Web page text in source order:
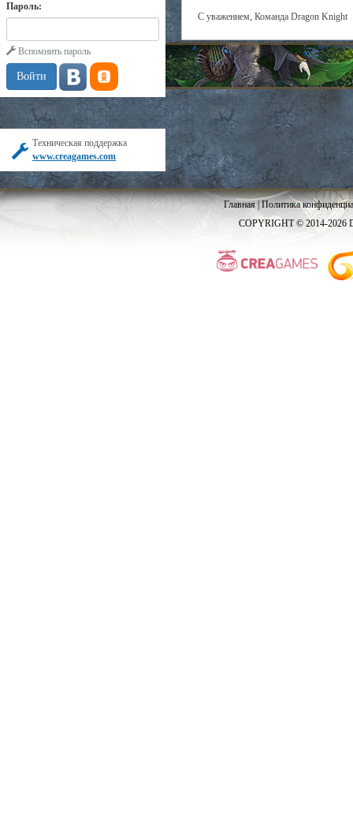
Пароль:
Вспомнить пароль
Техническая поддержка
www.creagames.com
С уважением, Команда Dragon Knight
Главная|Политика
COPYRIGHT © 2014-2026